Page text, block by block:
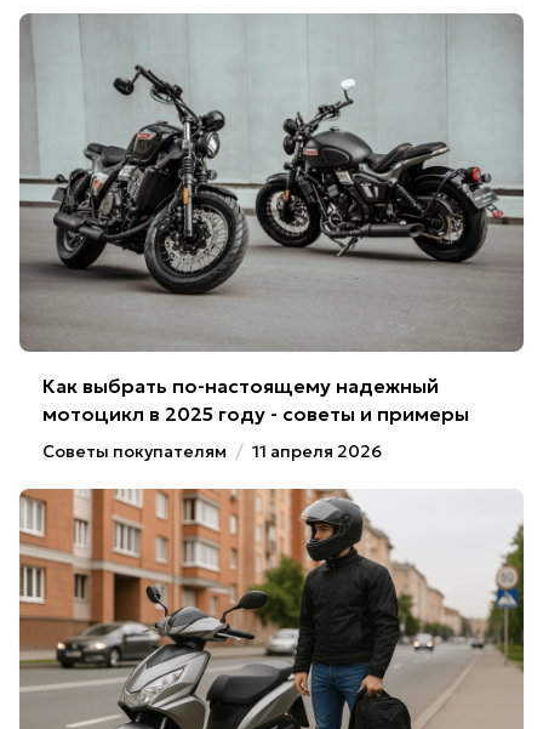
Как выбрать по-настоящему надежный
мотоцикл в 2025 году - советы и примеры
Советы покупателям / 11 апреля 2026